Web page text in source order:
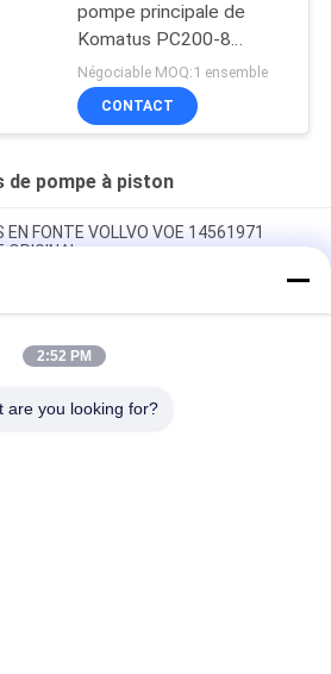
pompe principale de
Komatus PC200-8
Pompes hydrauliques
Négociable MOQ:1 ensemble
CONTACT
de pompe à piston
EN FONTE VOLLVO VOE 14561971
ORIGINAL
EN FONTE VOLLVO VOE 14537295
ORIGINAL
fonte VOLLVO VOE 14782798 pour le
2:52 PM
are you looking for?